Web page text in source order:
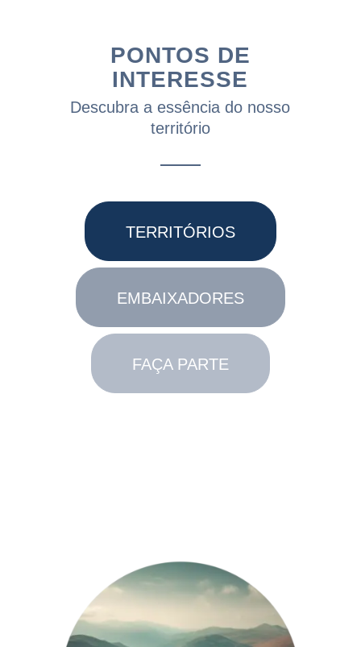
PONTOS DE
INTERESSE
Descubra a essência do nosso
território
TERRITÓRIOS
EMBAIXADORES
FAÇA PARTE